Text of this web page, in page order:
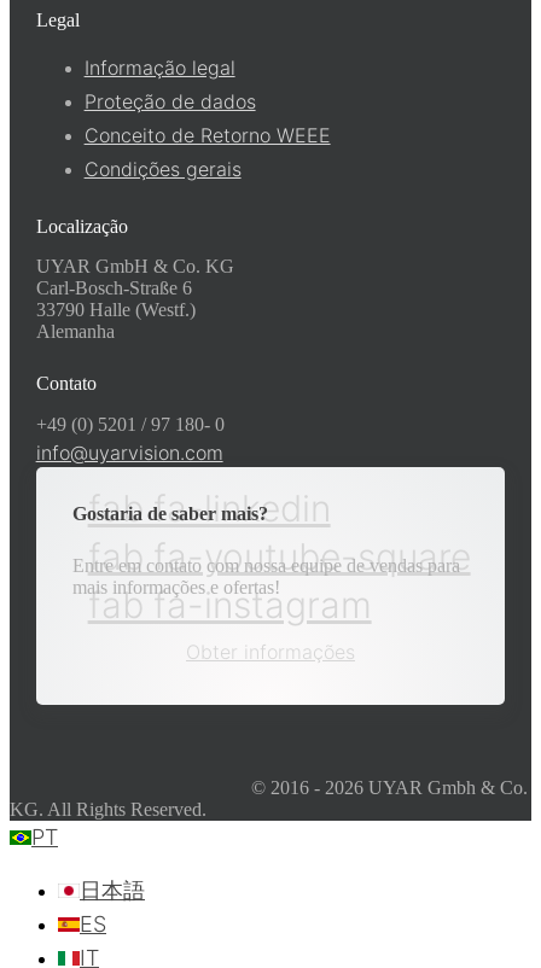
Legal
Informação legal
Proteção de dados
Conceito de Retorno WEEE
Condições gerais
Localização
UYAR GmbH & Co. KG
Carl-Bosch-Straße 6
33790 Halle (Westf.)
Alemanha
Contato
+49 (0) 5201 / 97 180- 0
info@uyarvision.com
fab fa-linkedin
fab fa-youtube-square
fab fa-instagram
Gostaria de saber mais?
Entre em contato com nossa equipe de vendas para
mais informações e ofertas!
Obter informações
© 2016 - 2026 UYAR Gmbh & Co.
KG. All Rights Reserved.
PT
日本語
ES
IT